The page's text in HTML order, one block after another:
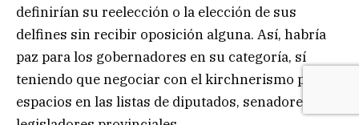
definirían su reelección o la elección de sus
delfines sin recibir oposición alguna. Así, habría
paz para los gobernadores en su categoría, sí
teniendo que negociar con el kirchnerismo por los
espacios en las listas de diputados, senadores y